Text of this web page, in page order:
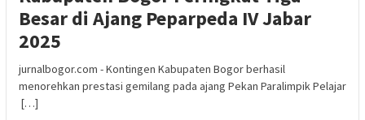
Besar di Ajang Peparpeda IV Jabar
2025
jurnalbogor.com - Kontingen Kabupaten Bogor berhasil
menorehkan prestasi gemilang pada ajang Pekan Paralimpik Pelajar
[…]